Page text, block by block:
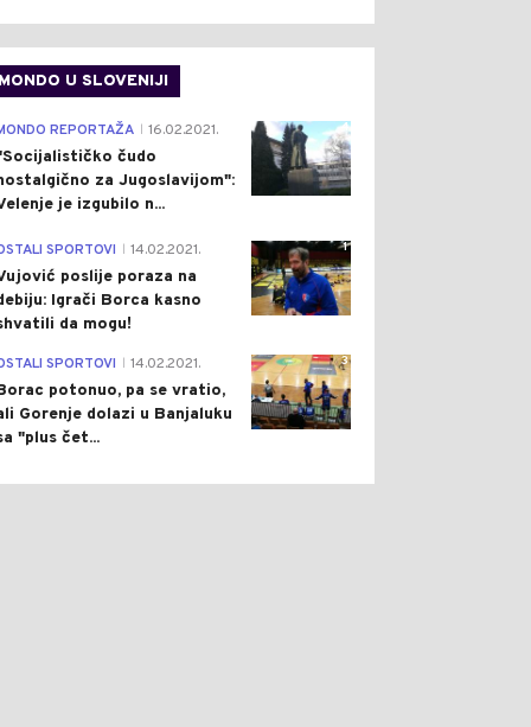
MONDO U SLOVENIJI
4
REPORTAŽA 16.02.2021.
čudo
za Jugoslavijom":
je izgubilo n...
1
SPORTOVI 14.02.2021.
poslije poraza na
Igrači Borca kasno
da mogu!
3
SPORTOVI 14.02.2021.
potonuo, pa se vratio,
Gorenje dolazi u Banjaluku
"plus čet...